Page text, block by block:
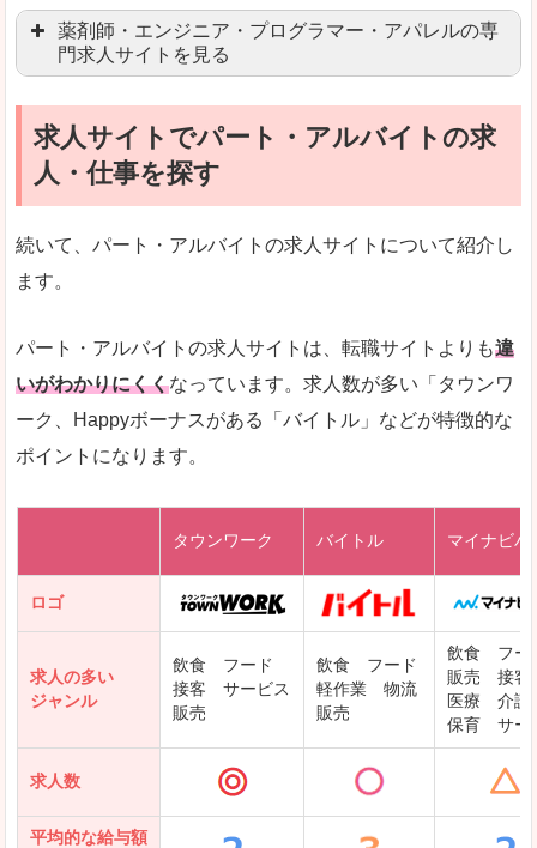
検索人気キーワードの上位が「40代」「50代」
使いやすさ
文字が大きくて見やすいです。
求人を含んだページを見てみる
薬剤師・エンジニア・プログラマー・アパレルの専
門求人サイトを見る
マイナビ薬剤師
リクナビ薬剤師
ファルマスタッフ
薬キャリ(エムスリー)
ファーマキャリア
レバテックキャリア
DODAエンジニア IT
クリーデンス
テンプスタッフ
アパレル転職なび
求人サイトでパート・アルバイトの求
人・仕事を探す
続いて、パート・アルバイトの求人サイトについて紹介し
ます。
パート・アルバイトの求人サイトは、転職サイトよりも違
いがわかりにくくなっています。求人数が多い「タウンワ
ーク、Happyボーナスがある「バイトル」などが特徴的な
ポイントになります。
タウンワーク バイトル マイナビバ
ロゴ
求人の多い
ジャンル
飲食 フード
接客 サービス
販売
飲食 フード
軽作業 物流
販売
飲食 フー
販売 接客
医療 介護
保育 サー
求人数
平均的な給与額